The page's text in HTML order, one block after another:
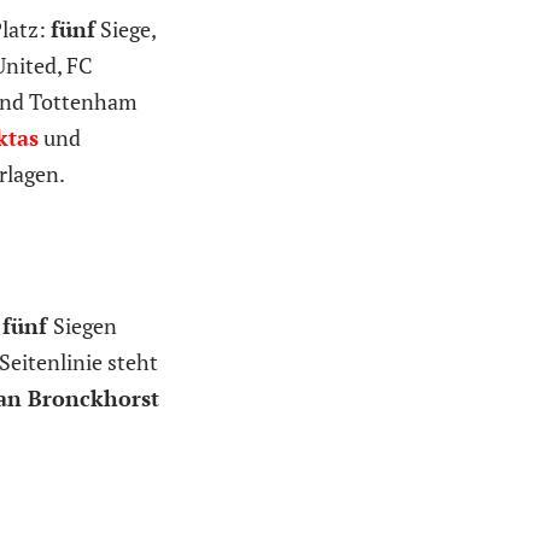
fünfSiege,
FC
Tottenham
und
fünf Siegen
steht
Bronckhorst